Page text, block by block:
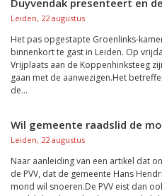
Duyvendak presenteert en
Leiden, 22 augustus
Het pas opgestapte Groenlinks-
binnenkort te gast in Leiden. Op
Vrijplaats aan de Koppenhinksteeg
gaan met de aanwezigen.Het
de...
Wil gemeente raadslid de
Leiden, 22 augustus
Naar aanleiding van een artikel dat
de PVV, dat de gemeente Hans
mond wil snoeren.De PVV eist dan